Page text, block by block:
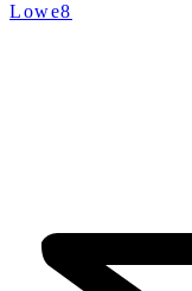
Lowe8